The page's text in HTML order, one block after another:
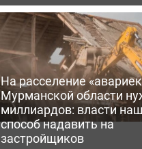
На расселение
Мурманской области
миллиардов: власти
способ надавить на
застройщиков